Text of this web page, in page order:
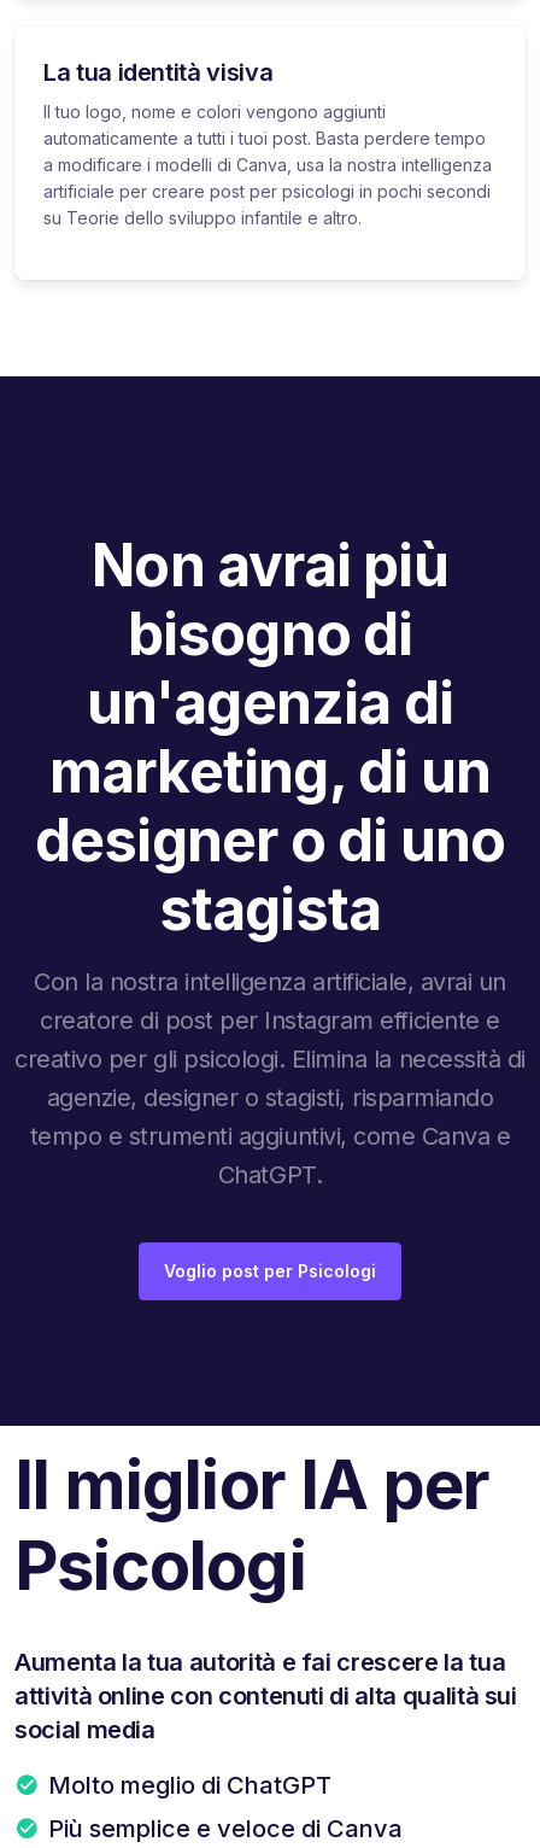
La tua identità visiva
Il tuo logo, nome e colori vengono aggiunti
automaticamente a tutti i tuoi post. Basta perdere tempo
a modificare i modelli di Canva, usa la nostra intelligenza
artificiale per creare post per psicologi in pochi secondi
su Teorie dello sviluppo infantile e altro.
Non avrai più
bisogno di
un'agenzia di
marketing, di un
designer o di uno
stagista
Con la nostra intelligenza artificiale, avrai un
creatore di post per Instagram efficiente e
creativo per gli psicologi. Elimina la necessità di
agenzie, designer o stagisti, risparmiando
tempo e strumenti aggiuntivi, come Canva e
ChatGPT.
Voglio post per Psicologi
Il miglior IA per
Psicologi
Aumenta la tua autorità e fai crescere la tua
attività online con contenuti di alta qualità sui
social media
Molto meglio di ChatGPT
Più semplice e veloce di Canva